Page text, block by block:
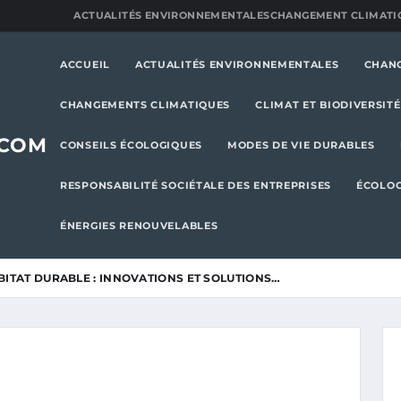
ACTUALITÉS ENVIRONNEMENTALESCHANGEMENT
ACCUEIL ACTUALITÉS ENVIRONNEMENTALES
CHANGEMENTS CLIMATIQUES CLIMAT ET BIODIVERSITÉ
CONSEILS ÉCOLOGIQUES MODES DE VIE DURABLES
RESPONSABILITÉ SOCIÉTALE DES ENTREPRISES
ÉNERGIES RENOUVELABLES
DURABLE : INNOVATIONS ET SOLUTIONS…